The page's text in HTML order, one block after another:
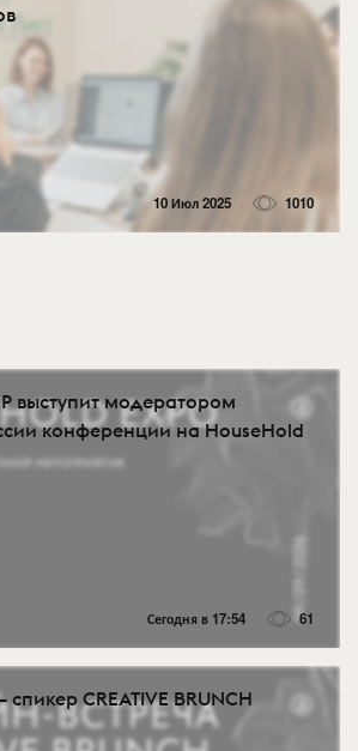
10 Июл 2025 1010
выступит модератором
конференции на HouseHold
Сегодня в 17:54 61
CREATIVE BRUNCH